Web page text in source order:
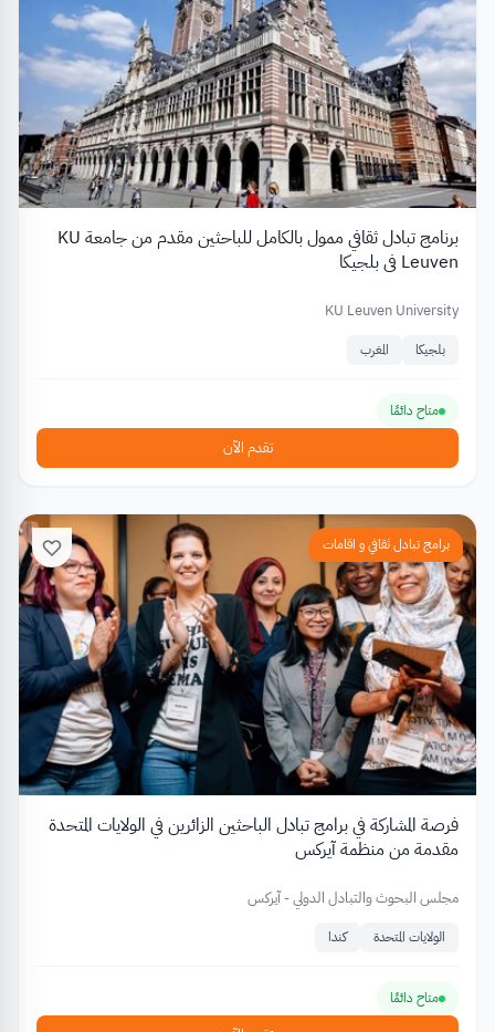
برنامج تبادل ثقافي ممول بالكامل للباحثين مقدم من جامعة KU
Leuven في بلجيكا
KU Leuven University
بلجيكا المغرب
متاح دائمًا
تقدم الآن
برامج تبادل ثقافي و اقامات
فرصة المشاركة في برامج تبادل الباحثين الزائرين في الولايات المتحدة
مقدمة من منظمة آيركس
مجلس البحوث والتبادل الدولي - آيركس
الولايات المتحدة كندا
متاح دائمًا